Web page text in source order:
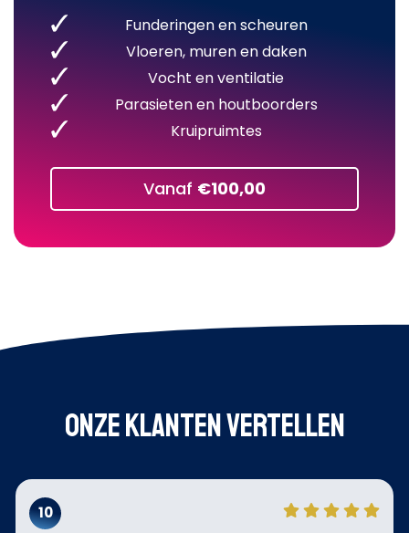
Funderingen en scheuren
Vloeren, muren en daken
Vocht en ventilatie
Parasieten en houtboorders
Kruipruimtes
Vanaf €100,00
Onze klanten vertellen
10